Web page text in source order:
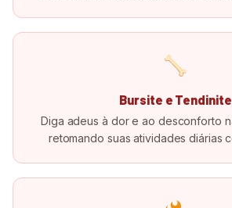
Bursite e Tendinite
Diga adeus à dor e ao desconforto
retomando suas atividades diárias